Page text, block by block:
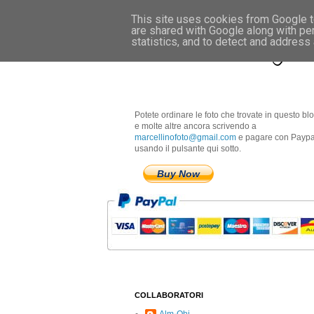
Marcellino
Potete ordinare le foto che trovate in questo
e molte altre ancora scrivendo a
marcellinofoto@gmail.com e pagare con
usando il pulsante qui sotto.
Buy Now
COLLABORATORI
This site uses cookies from Google
are shared with Google along with
statistics, and to detect and address